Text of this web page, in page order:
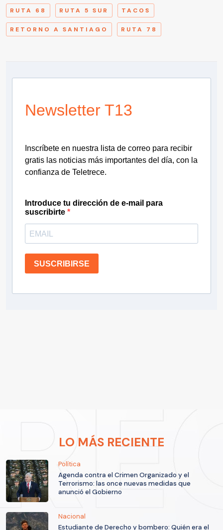
RUTA 68 RUTA 5 SUR TACOS
RETORNO A SANTIAGO RUTA 78
Newsletter T13
Inscríbete en nuestra lista de correo para recibir
gratis las noticias más importantes del día, con la
confianza de Teletrece.
Introduce tu dirección de e-mail para
suscribirte
SUSCRIBIRSE
LO MÁS RECIENTE
Política
Agenda contra el Crimen Organizado y el
Terrorismo: las once nuevas medidas que
anunció el Gobierno
Nacional
Estudiante de Derecho y bombero: Quién era el